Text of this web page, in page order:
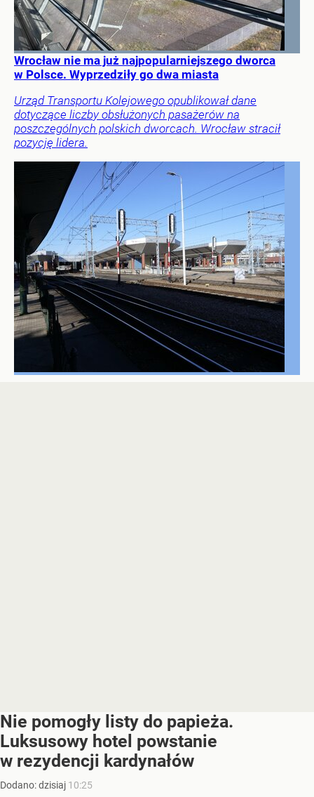
Wrocław nie ma już najpopularniejszego dworca
w Polsce. Wyprzedziły go dwa miasta
Urząd Transportu Kolejowego opublikował dane
dotyczące liczby obsłużonych pasażerów na
poszczególnych polskich dworcach. Wrocław stracił
pozycję lidera.
Nie pomogły listy do papieża.
Luksusowy hotel powstanie
w rezydencji kardynałów
Dodano:dzisiaj 10:25